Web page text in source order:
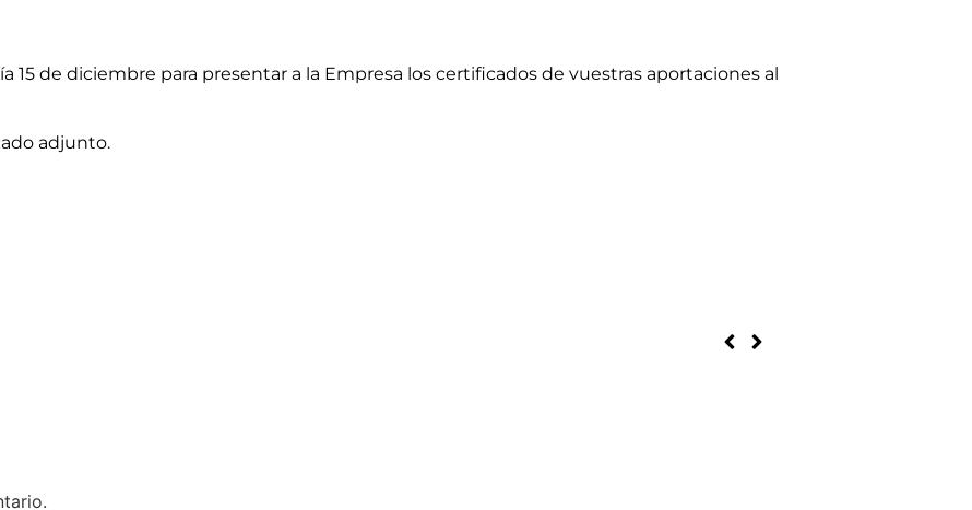
de diciembre para presentar a la Empresa los certificados de vuestras aportaciones al
adjunto.